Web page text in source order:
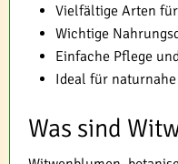
Vielfältige Arten
Wichtige
Einfache Pflege
Ideal für
Was sind